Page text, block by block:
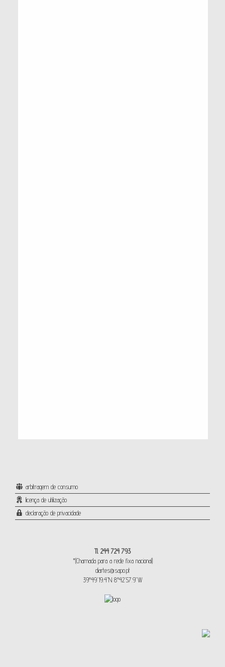
arbitragem de consumo
licença de utilização
declaração de privacidade
Tl. 244 724 793
*(Chamada para a rede fixa nacional)
diartes@sapo.pt
39°49'19.4"N 8°42'57.9"W